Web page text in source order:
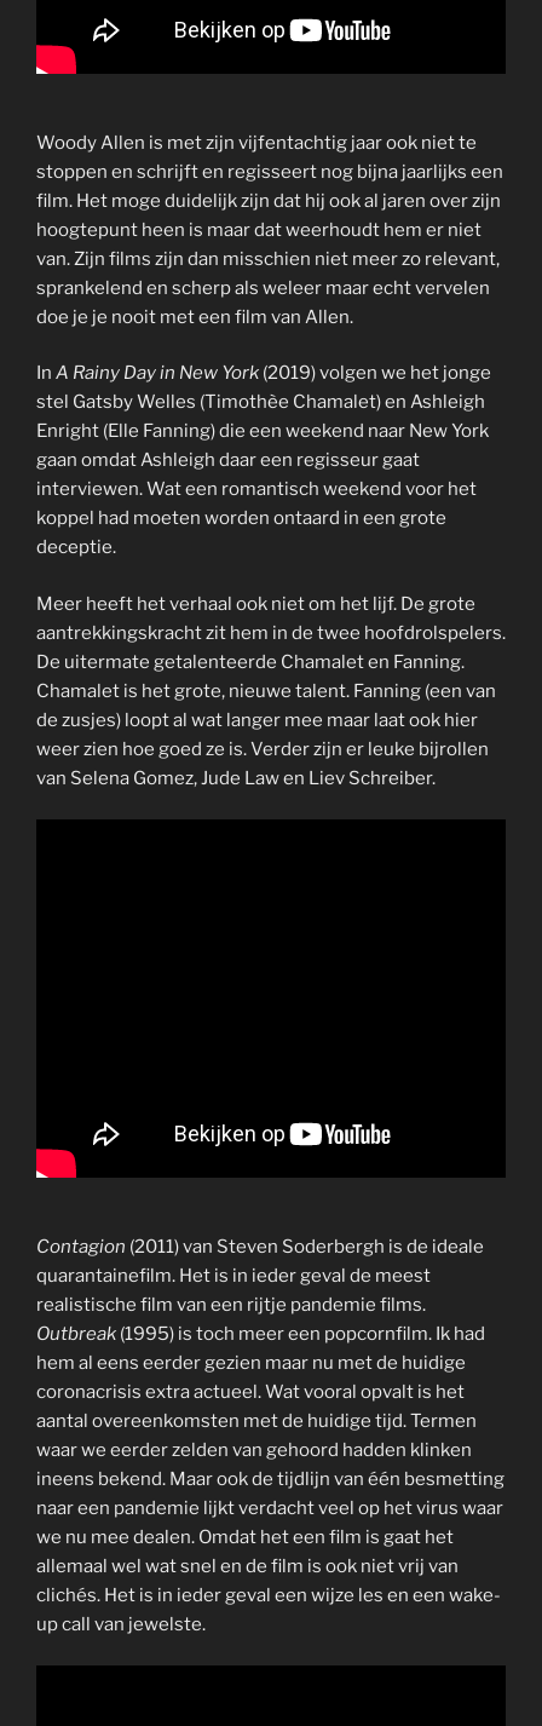
Woody Allen is met zijn vijfentachtig jaar ook niet te
stoppen en schrijft en regisseert nog bijna jaarlijks een
film. Het moge duidelijk zijn dat hij ook al jaren over zijn
hoogtepunt heen is maar dat weerhoudt hem er niet
van. Zijn films zijn dan misschien niet meer zo relevant,
sprankelend en scherp als weleer maar echt vervelen
doe je je nooit met een film van Allen.
In A Rainy Day in New York (2019) volgen we het jonge
stel Gatsby Welles (Timothèe Chamalet) en Ashleigh
Enright (Elle Fanning) die een weekend naar New York
gaan omdat Ashleigh daar een regisseur gaat
interviewen. Wat een romantisch weekend voor het
koppel had moeten worden ontaard in een grote
deceptie.
Meer heeft het verhaal ook niet om het lijf. De grote
aantrekkingskracht zit hem in de twee hoofdrolspelers.
De uitermate getalenteerde Chamalet en Fanning.
Chamalet is het grote, nieuwe talent. Fanning (een van
de zusjes) loopt al wat langer mee maar laat ook hier
weer zien hoe goed ze is. Verder zijn er leuke bijrollen
van Selena Gomez, Jude Law en Liev Schreiber.
Contagion (2011) van Steven Soderbergh is de ideale
quarantainefilm. Het is in ieder geval de meest
realistische film van een rijtje pandemie films.
Outbreak (1995) is toch meer een popcornfilm. Ik had
hem al eens eerder gezien maar nu met de huidige
coronacrisis extra actueel. Wat vooral opvalt is het
aantal overeenkomsten met de huidige tijd. Termen
waar we eerder zelden van gehoord hadden klinken
ineens bekend. Maar ook de tijdlijn van één besmetting
naar een pandemie lijkt verdacht veel op het virus waar
we nu mee dealen. Omdat het een film is gaat het
allemaal wel wat snel en de film is ook niet vrij van
clichés. Het is in ieder geval een wijze les en een wake-
up call van jewelste.